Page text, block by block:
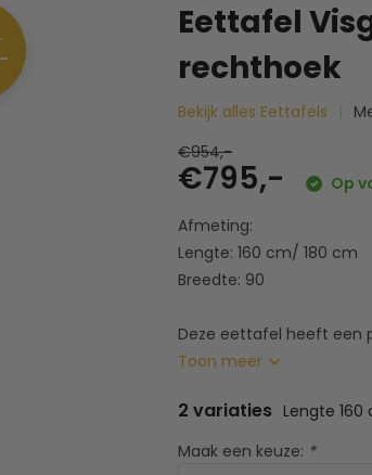
Eettafel
rechthoek
Bekijk alles Eettafels
€954,-
€795,-
Op
Afmeting:
Lengte: 160 cm/ 180 cm
Breedte: 90
Deze eettafel heeft een
Toon meer
2 variaties Lengte 160
Maak een keuze: *